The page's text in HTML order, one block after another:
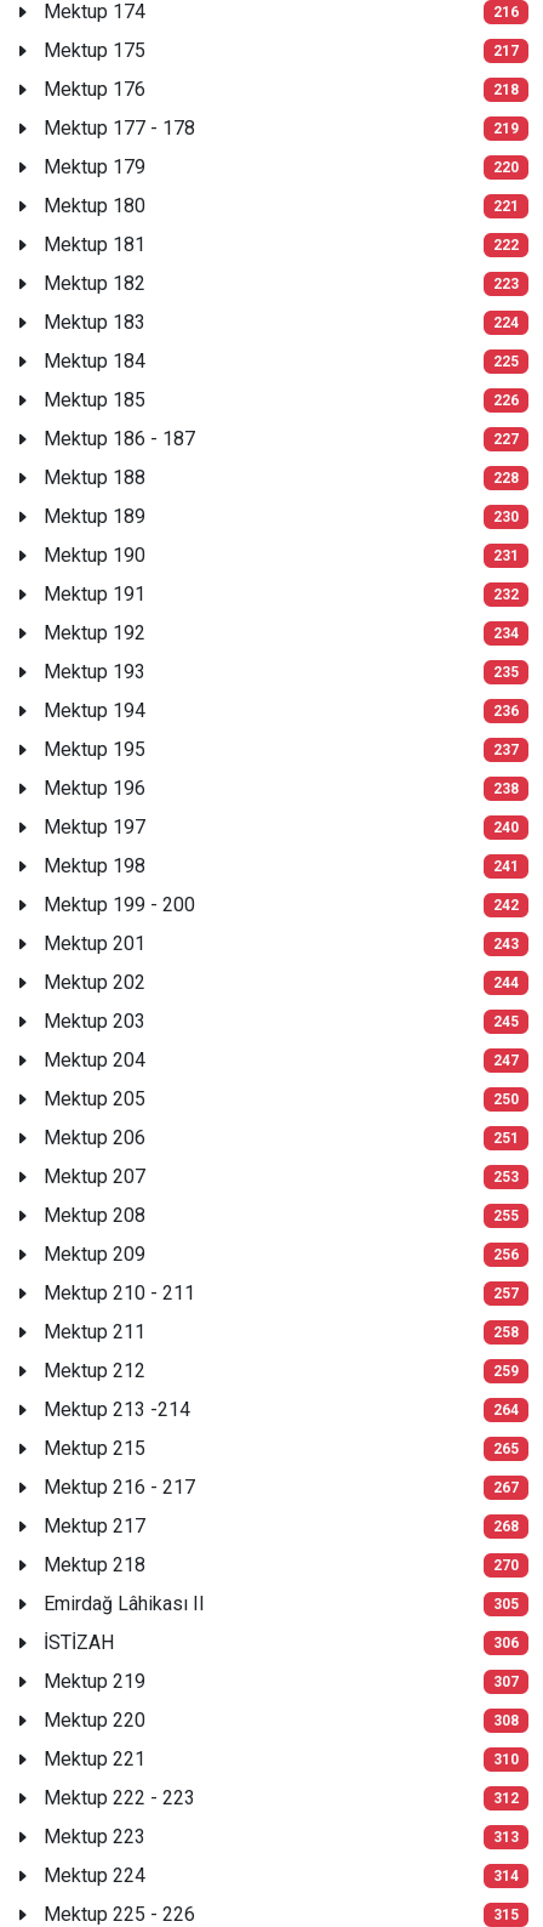
Mektup 174 216
Mektup 175 217
Mektup 176 218
Mektup 177 - 178 219
Mektup 179 220
Mektup 180 221
Mektup 181 222
Mektup 182 223
Mektup 183 224
Mektup 184 225
Mektup 185 226
Mektup 186 - 187 227
Mektup 188 228
Mektup 189 230
Mektup 190 231
Mektup 191 232
Mektup 192 234
Mektup 193 235
Mektup 194 236
Mektup 195 237
Mektup 196 238
Mektup 197 240
Mektup 198 241
Mektup 199 - 200 242
Mektup 201 243
Mektup 202 244
Mektup 203 245
Mektup 204 247
Mektup 205 250
Mektup 206 251
Mektup 207 253
Mektup 208 255
Mektup 209 256
Mektup 210 - 211 257
Mektup 211 258
Mektup 212 259
Mektup 213 -214 264
Mektup 215 265
Mektup 216 - 217 267
Mektup 217 268
Mektup 218 270
Emirdağ Lâhikası II 305
İSTİZAH 306
Mektup 219 307
Mektup 220 308
Mektup 221 310
Mektup 222 - 223 312
Mektup 223 313
Mektup 224 314
Mektup 225 - 226 315